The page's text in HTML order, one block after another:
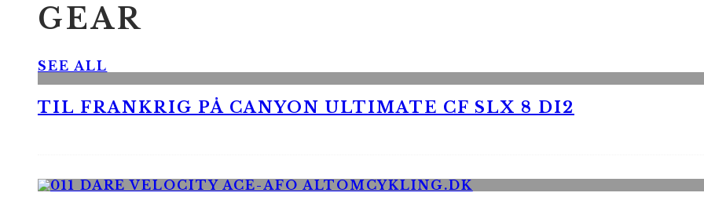
GEAR
SEE ALL
TIL FRANKRIG PÅ CANYON ULTIMATE CF SLX 8 DI2